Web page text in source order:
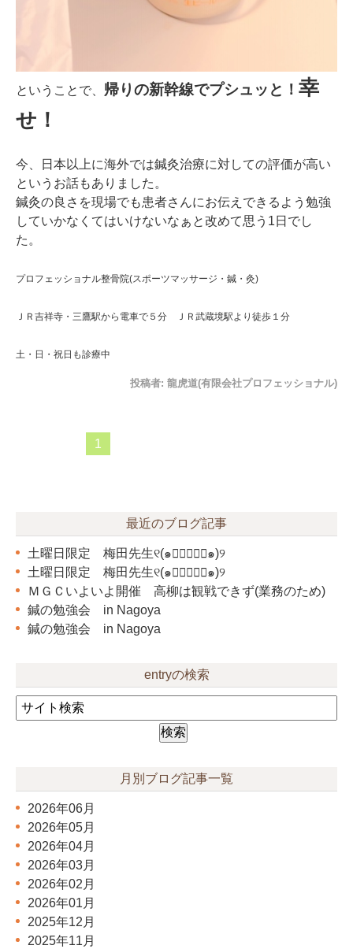
ということで、 帰りの新幹線でプシュッと！ 幸
せ！
今、日本以上に海外では鍼灸治療に対しての評価が高い
というお話もありました。
鍼灸の良さを現場でも患者さんにお伝えできるよう勉強
していかなくてはいけないなぁと改めて思う1日でし
た。
プロフェッショナル整骨院(スポーツマッサージ・鍼・灸)
ＪＲ吉祥寺・三鷹駅から電車で５分 ＪＲ武蔵境駅より徒歩１分
土・日・祝日も診療中
投稿者: 龍虎道(有限会社プロフェッショナル)
1
最近のブログ記事
土曜日限定 梅田先生୧(๑❛ั⌔❛ั๑)୨
土曜日限定 梅田先生୧(๑❛ั⌔❛ั๑)୨
ＭＧＣいよいよ開催 高柳は観戦できず(業務のため)
鍼の勉強会 in Nagoya
鍼の勉強会 in Nagoya
entryの検索
月別ブログ記事一覧
2026年06月
2026年05月
2026年04月
2026年03月
2026年02月
2026年01月
2025年12月
2025年11月